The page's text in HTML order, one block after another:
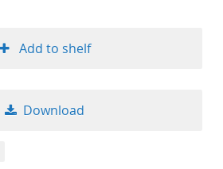
Add to shelf
Download